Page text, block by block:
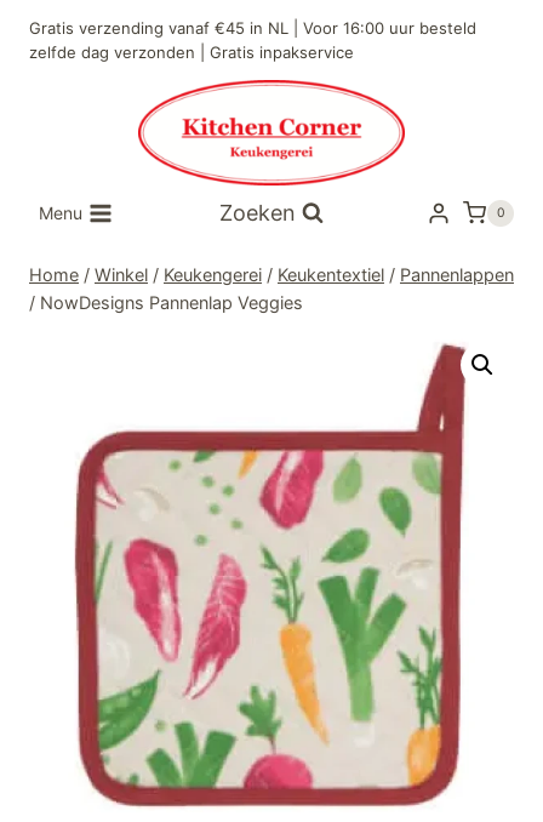
naar
Gratis verzending vanaf €45 in NL | Voor 16:00 uur besteld
zelfde dag verzonden | Gratis inpakservice
Menu Zoeken 0
Home / Winkel / Keukengerei / Keukentextiel / Pannenlappen
/ NowDesigns Pannenlap Veggies